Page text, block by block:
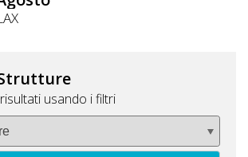
usando i filtri